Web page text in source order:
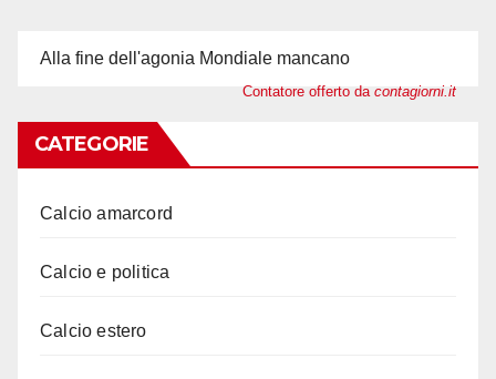
Alla fine dell'agonia Mondiale mancano
Contatore offerto da contagiorni.it
CATEGORIE
Calcio amarcord
Calcio e politica
Calcio estero